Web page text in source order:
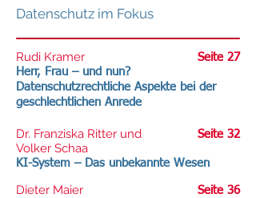
Datenschutz im Fokus
Rudi Kramer
Herr, Frau – und nun?
Datenschutzrechtliche Aspekte bei der
geschlechtlichen Anrede
Seite 27
Dr. Franziska Ritter und
Volker Schaa
Seite 32
KI-System – Das unbekannte Wesen
Seite 36
Dieter Maier